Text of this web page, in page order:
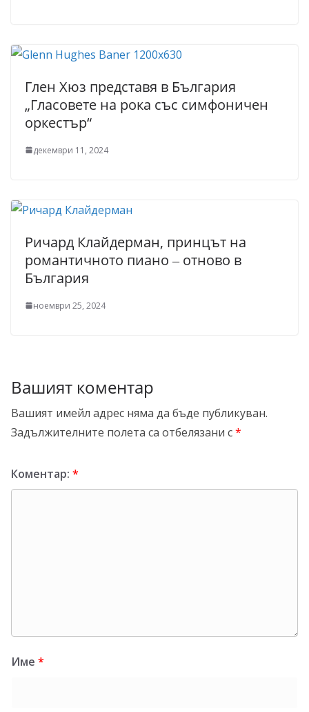
Глен Хюз представя в България
„Гласовете на рока със симфоничен
оркестър“
декември 11, 2024
Ричард Клайдерман, принцът на
романтичното пиано ‒ отново в
България
ноември 25, 2024
Вашият коментар
Вашият имейл адрес няма да бъде публикуван.
Задължителните полета са отбелязани с*
Коментар: *
Име *